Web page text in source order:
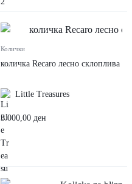
Колички
количка Recaro лесно склоплива
Little Treasures
3.000,00 ден